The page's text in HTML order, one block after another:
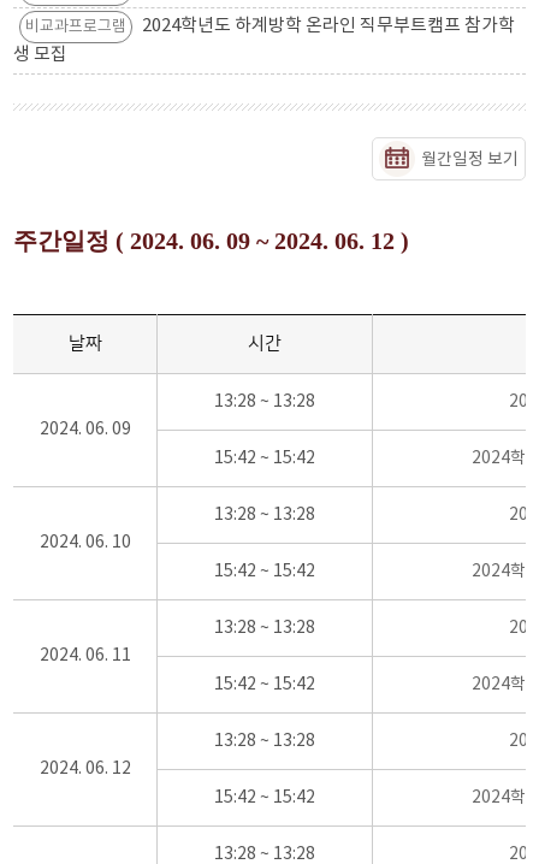
비교과프로그램
2024학년도 하계방학 온라인 직무부트캠프 참가학
생 모집
월간일정 보기
주간일정 ( 2024. 06. 09 ~ 2024. 06. 12 )
날짜 시간
2024. 06. 09
13:28 ~ 13:28
15:42 ~ 15:42 2024학
2024. 06. 10
13:28 ~ 13:28
15:42 ~ 15:42 2024학
2024. 06. 11
13:28 ~ 13:28
15:42 ~ 15:42 2024학
2024. 06. 12
13:28 ~ 13:28
15:42 ~ 15:42 2024학
13:28 ~ 13:28